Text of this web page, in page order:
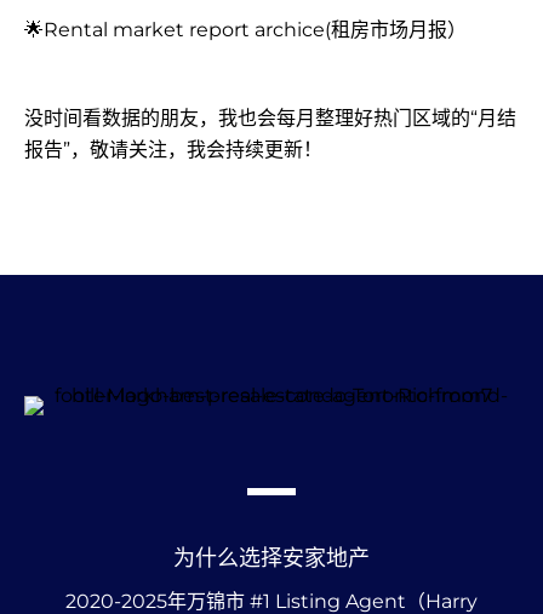
🌟Rental market report archice(租房市场月报）
没时间看数据的朋友，我也会每月整理好热门区域的“月结
报告”，敬请关注，我会持续更新！
为什么选择安家地产
2020-2025年万锦市 #1 Listing Agent（Harry